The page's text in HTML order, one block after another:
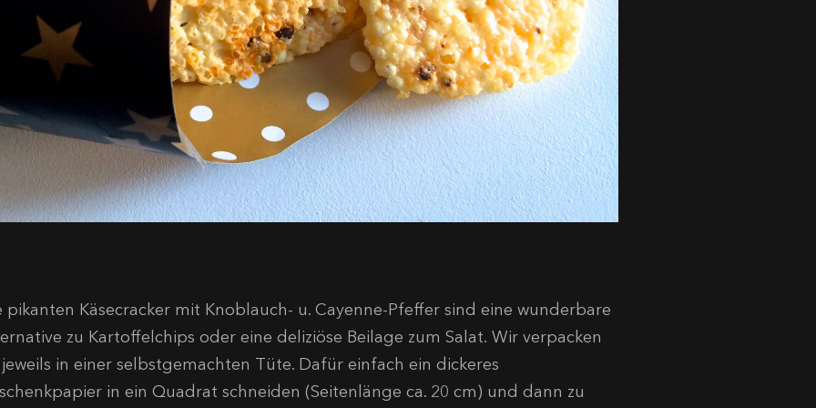
pikanten Käsecracker mit Knoblauch- u. Cayenne-Pfeffer sind eine wunderbare
zu Kartoffelchips oder eine deliziöse Beilage zum Salat. Wir verpacken
jeweils in einer selbstgemachten Tüte. Dafür einfach ein dickeres
in ein Quadrat schneiden (Seitenlänge ca. 20 cm) und dann zu